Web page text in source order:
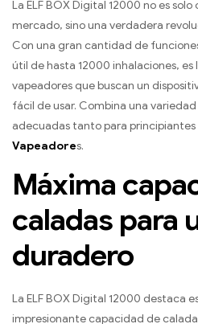
La ELF BOX Digital 12000 no es
mercado, sino una verdadera
Con una gran cantidad de
útil de hasta 12000 inhalaciones, es
vapeadores que buscan un
fácil de usar. Combina una
adecuadas tanto para
Vapeadores.
Máxima
caladas para
duradero
La ELF BOX Digital 12000 destaca
impresionante capacidad de